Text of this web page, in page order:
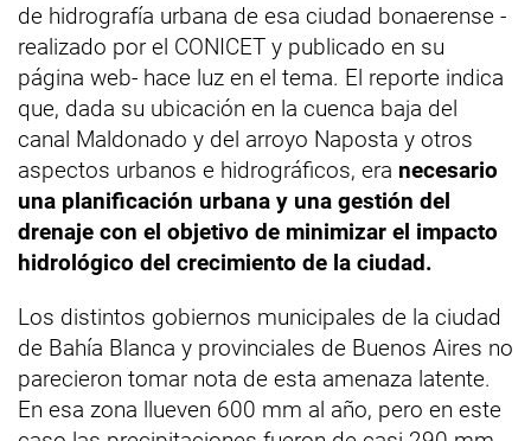
de hidrografía urbana de esa ciudad bonaerense -
realizado por el CONICET y publicado en su
página web- hace luz en el tema. El reporte indica
que, dada su ubicación en la cuenca baja del
canal Maldonado y del arroyo Naposta y otros
aspectos urbanos e hidrográficos, era necesario
una planificación urbana y una gestión del
drenaje con el objetivo de minimizar el impacto
hidrológico del crecimiento de la ciudad.
Los distintos gobiernos municipales de la ciudad
de Bahía Blanca y provinciales de Buenos Aires no
parecieron tomar nota de esta amenaza latente.
En esa zona llueven 600 mm al año, pero en este